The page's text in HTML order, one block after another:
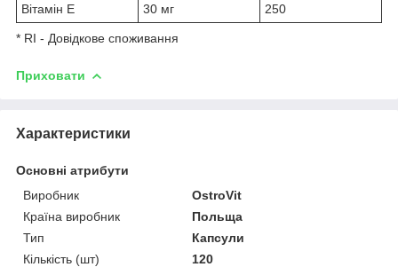
Вітамін Е 30 мг 250
* RI - Довідкове споживання
Приховати
Характеристики
Основні атрибути
Виробник
OstroVit
Країна виробник
Польща
Тип
Капсули
Кількість (шт)
120